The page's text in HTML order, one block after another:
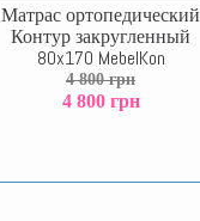
Матрас ортопедический
Контур закругленный
80x170 MebelKon
4 800 грн
4 800 грн